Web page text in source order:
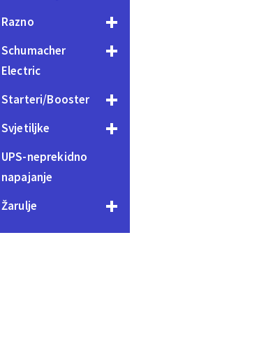
Razno
Schumacher
Electric
Starteri/Booster
Svjetiljke
UPS-neprekidno
napajanje
Žarulje